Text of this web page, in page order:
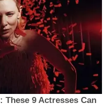
These 9 Actresses Can